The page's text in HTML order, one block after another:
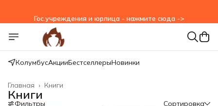
КолумбусАкцииБестселлерыНовинки
Книги
Главная ›
Книги
Фильтры Сортировка